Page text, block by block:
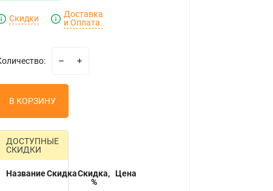
Скидки
Доставка
и Оплата
В КОРЗИНУ
ДОСТУПНЫЕ
СКИДКИ
НазваниеСкидкаСкидка,
%
Цена